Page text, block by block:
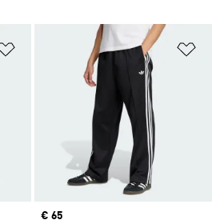
Ajouter à la Liste de produits
Prix
€ 65